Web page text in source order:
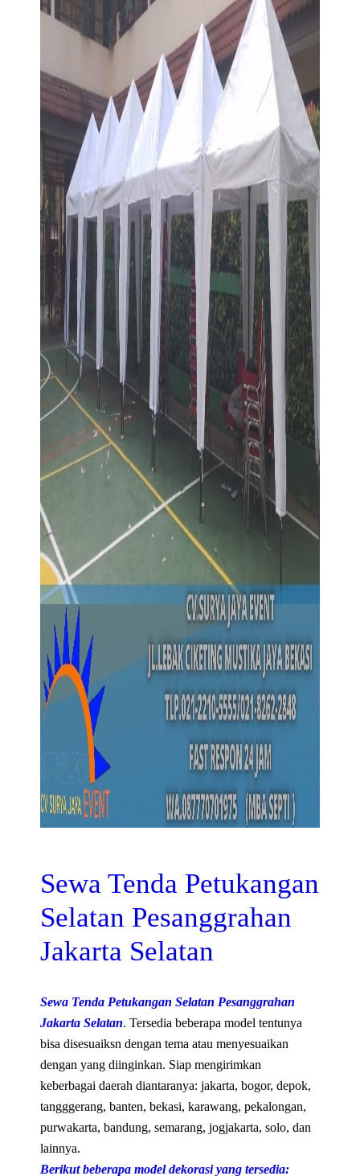
Sewa Tenda Petukangan
Selatan Pesanggrahan
Jakarta Selatan
Sewa Tenda Petukangan Selatan Pesanggrahan
Jakarta Selatan. Tersedia beberapa model tentunya
bisa disesuaiksn dengan tema atau menyesuaikan
dengan yang diinginkan. Siap mengirimkan
keberbagai daerah diantaranya: jakarta, bogor, depok,
tangggerang, banten, bekasi, karawang, pekalongan,
purwakarta, bandung, semarang, jogjakarta, solo, dan
lainnya.
Berikut beberapa model dekorasi yang tersedia: